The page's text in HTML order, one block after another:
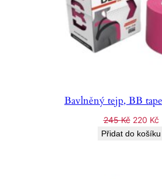
Bavlněný tejp, BB
245Kč Původní
cena
220 Kč
Přidat do košíku